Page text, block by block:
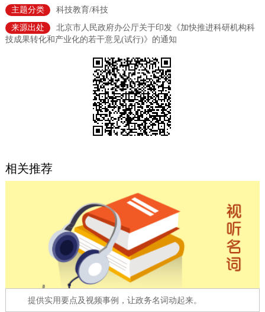
政务服务
个人服务 法人服务
利企服务
阳光政务
12345网上接诉即办
在线访谈 图说互动
走进北京
十六区概览 人文北京
绿色北京 图说北京
主题分类
科技教育/科技
来源出处
北京市人民政府办公厅关于印发《加快推进科研机构科
技成果转化和产业化的若干意见(试行)》的通知
相关推荐
提供实用要点及视频事例，让政务名词动起来。